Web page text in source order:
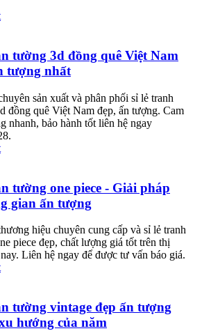
tường 3d đồng quê Việt Nam
tượng nhất
sản xuất và phân phối sỉ lẻ tranh
đồng quê Việt Nam đẹp, ấn tượng. Cam
nhanh, bảo hành tốt liên hệ ngay
tường one piece - Giải pháp
gian ấn tượng
hiệu chuyên cung cấp và sỉ lẻ tranh
piece đẹp, chất lượng giá tốt trên thị
Liên hệ ngay để được tư vấn báo giá.
tường vintage đẹp ấn tượng
hướng của năm